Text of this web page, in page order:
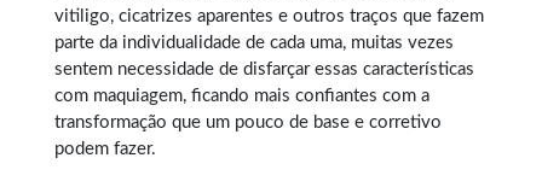
vitiligo, cicatrizes aparentes e outros traços que fazem
parte da individualidade de cada uma, muitas vezes
sentem necessidade de disfarçar essas características
com maquiagem, ficando mais confiantes com a
transformação que um pouco de base e corretivo
podem fazer.